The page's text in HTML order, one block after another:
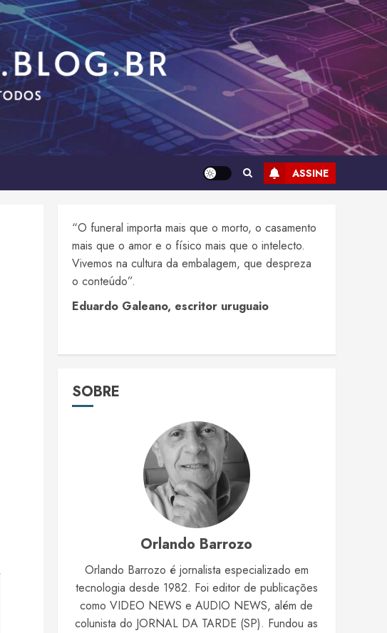
ASSINE
“O funeral importa mais que o morto, o casamento
mais que o amor e o físico mais que o intelecto.
Vivemos na cultura da embalagem, que despreza
o conteúdo”.
Eduardo Galeano, escritor uruguaio
SOBRE
Orlando Barrozo
Orlando Barrozo é jornalista especializado em
tecnologia desde 1982. Foi editor de publicações
como VIDEO NEWS e AUDIO NEWS, além de
colunista do JORNAL DA TARDE (SP). Fundou as